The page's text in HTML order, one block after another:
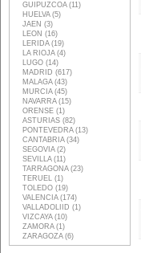
GUIPUZCOA (11)
HUELVA (5)
JAEN (3)
LEON (16)
LERIDA (19)
LA RIOJA (4)
LUGO (14)
MADRID (617)
MALAGA (43)
MURCIA (45)
NAVARRA (15)
ORENSE (1)
ASTURIAS (82)
PONTEVEDRA (13)
CANTABRIA (34)
SEGOVIA (2)
SEVILLA (11)
TARRAGONA (23)
TERUEL (1)
TOLEDO (19)
VALENCIA (174)
VALLADOLIID (1)
VIZCAYA (10)
ZAMORA (1)
ZARAGOZA (6)